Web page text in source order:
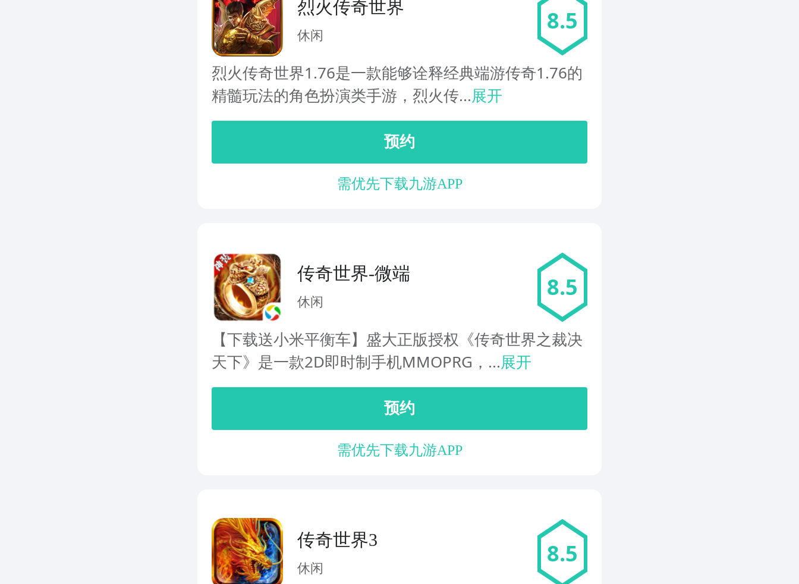
烈火传奇世界
休闲
8.5
烈火传奇世界1.76是一款能够诠释经典端游传奇1.76的
精髓玩法的角色扮演类手游，烈火传...展开
预约
需优先下载九游APP
传奇世界-微端
休闲
8.5
【下载送小米平衡车】盛大正版授权《传奇世界之裁决
天下》是一款2D即时制手机MMOPRG，...展开
预约
需优先下载九游APP
传奇世界3
休闲
8.5